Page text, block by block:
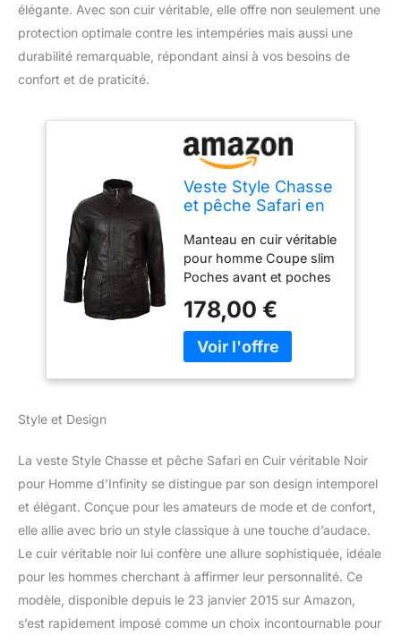
élégante. Avec son cuir véritable, elle offre non seulement une
protection optimale contre les intempéries mais aussi une
durabilité remarquable, répondant ainsi à vos besoins de
confort et de praticité.
Veste Style Chasse
et pêche Safari en
Homme - Marron
3XL
Manteau en cuir véritable
pour homme Coupe slim
Poches avant et poches
noir ou marron
Beaucoup d'autres styles
et couleurs disponibles
178,00 €
Style et Design
La veste Style Chasse et pêche Safari en Cuir véritable Noir
pour Homme d’Infinity se distingue par son design intemporel
et élégant. Conçue pour les amateurs de mode et de confort,
elle allie avec brio un style classique à une touche d’audace.
Le cuir véritable noir lui confère une allure sophistiquée, idéale
pour les hommes cherchant à affirmer leur personnalité. Ce
modèle, disponible depuis le 23 janvier 2015 sur Amazon,
s’est rapidement imposé comme un choix incontournable pour